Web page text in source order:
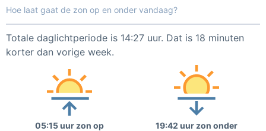
Hoe laat gaat de zon op en onder vandaag?
Totale daglichtperiode is 14:27 uur. Dat is 18 minuten
korter dan vorige week.
05:15 uur zon op 19:42 uur zon onder